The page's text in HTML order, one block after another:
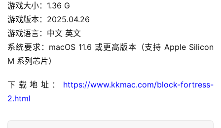
e
m
a
c
S
i
游戏大小：1.36 G
游戏版本：2025.04.26
游戏语言：中文 英文
系统要求：macOS 11.6 或更高版本（支持 Apple Silicon
M 系列芯片）
下载地址： https://www.kkmac.com/block-fortress-
2.html